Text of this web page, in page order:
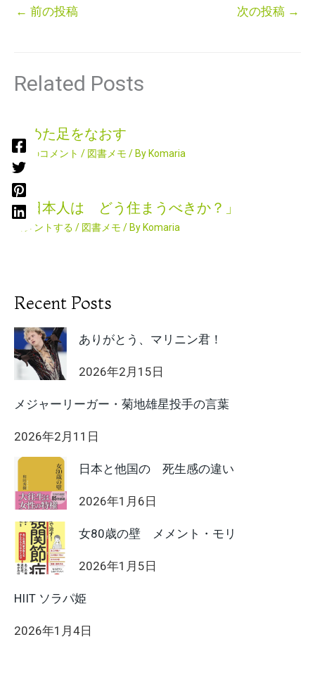
← 前の投稿 次の投稿 →
Related Posts
痛めた足をなおす
2件のコメント / 図書メモ / By Komaria
「日本人は どう住まうべきか？」
コメントする / 図書メモ / By Komaria
Recent Posts
ありがとう、マリニン君！
2026年2月15日
メジャーリーガー・菊地雄星投手の言葉
2026年2月11日
日本と他国の 死生感の違い
2026年1月6日
女80歳の壁 メメント・モリ
2026年1月5日
HIIT ソラパ姫
2026年1月4日